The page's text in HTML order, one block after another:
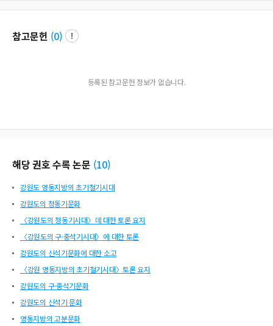
참고문헌 (0)
등록된 참고문헌 정보가 없습니다.
해당 권호 수록 논문 (10)
강원도 영동지방의 초기철기시대
강원도의 청동기문화
〈강원도의 청동기시대〉데 대한 토론 요지
〈강원도의 구·중석기시대〉에 대한 토론
강원도의 신석기문화에 대한 소고
〈강원 영동지방의 초기철기시대〉토론 요지
강원도의 구·중석기문화
강원도의 신석기 문화
영동지방의 고분문화